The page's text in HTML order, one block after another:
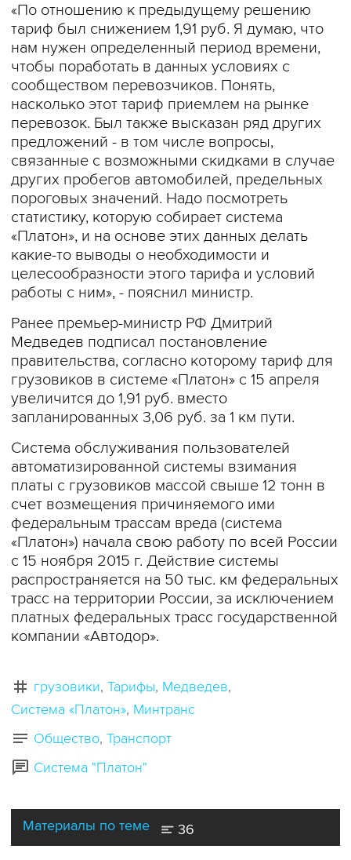
«По отношению к предыдущему решению
тариф был снижением 1,91 руб. Я думаю, что
нам нужен определенный период времени,
чтобы поработать в данных условиях с
сообществом перевозчиков. Понять,
насколько этот тариф приемлем на рынке
перевозок. Был также высказан ряд других
предложений - в том числе вопросы,
связанные с возможными скидками в случае
других пробегов автомобилей, предельных
пороговых значений. Надо посмотреть
статистику, которую собирает система
«Платон», и на основе этих данных делать
какие-то выводы о необходимости и
целесообразности этого тарифа и условий
работы с ним», - пояснил министр.
Ранее премьер-министр РФ Дмитрий
Медведев подписал постановление
правительства, согласно которому тариф для
грузовиков в системе «Платон» с 15 апреля
увеличится до 1,91 руб. вместо
запланированных 3,06 руб. за 1 км пути.
Система обслуживания пользователей
автоматизированной системы взимания
платы с грузовиков массой свыше 12 тонн в
счет возмещения причиняемого ими
федеральным трассам вреда (система
«Платон») начала свою работу по всей России
с 15 ноября 2015 г. Действие системы
распространяется на 50 тыс. км федеральных
трасс на территории России, за исключением
платных федеральных трасс государственной
компании «Автодор».
грузовики Тарифы Медведев
Система «Платон» Минтранс
Общество Транспорт
Система "Платон"
Материалы по теме 36